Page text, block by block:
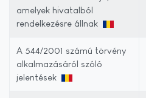
amelyek hivatalból
rendelkezésre állnak
A 544/2001 számú törvény
alkalmazásáról szóló
jelentések